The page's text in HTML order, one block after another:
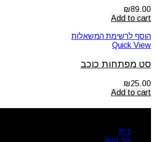
₪89.00
Add to cart
הוסף לרשימת המשאלות
Quick View
סט מפתחות כוכב
₪25.00
Add to cart
בית
צור קשר